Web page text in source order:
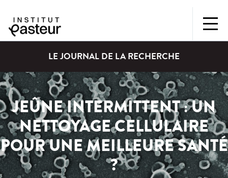
LE JOURNAL DE LA RECHERCHE
JEÛNE INTERMITTENT : UN
NETTOYAGE CELLULAIRE
POUR UNE MEILLEURE SANTÉ
?